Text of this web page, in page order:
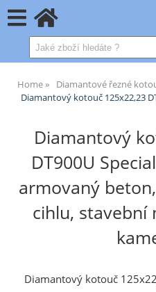
Home
Diamantové řezné
Diamantový kotouč 125x22,23
Diamantový
DT900U
armovaný
cihlu, stavební
Diamantový kotouč